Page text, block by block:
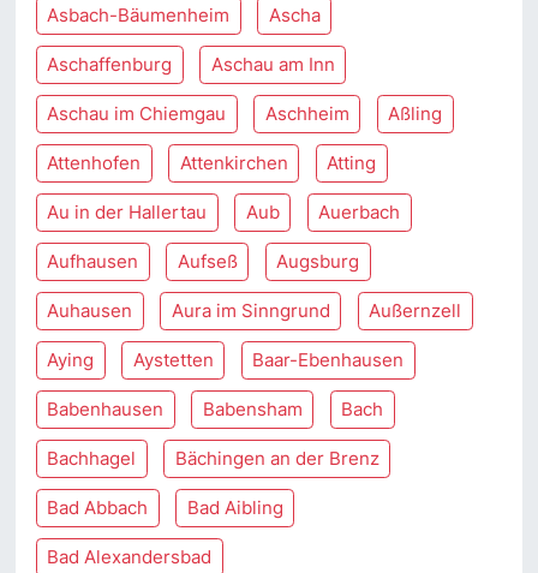
Asbach-Bäumenheim Ascha
Aschaffenburg Aschau am Inn
Aschau im Chiemgau Aschheim Aßling
Attenhofen Attenkirchen Atting
Au in der Hallertau Aub Auerbach
Aufhausen Aufseß Augsburg
Auhausen Aura im Sinngrund Außernzell
Aying Aystetten Baar-Ebenhausen
Babenhausen Babensham Bach
Bachhagel Bächingen an der Brenz
Bad Abbach Bad Aibling
Bad Alexandersbad